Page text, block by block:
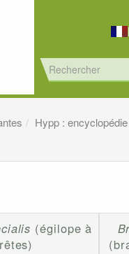
Hypp :
(égilope à